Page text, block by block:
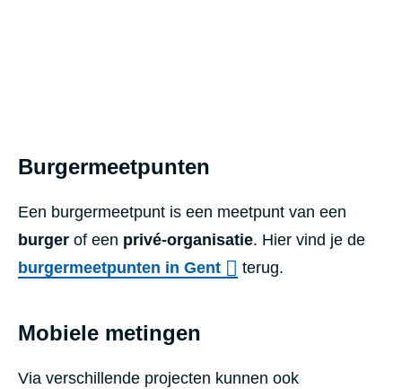
Burgermeetpunten
Een burgermeetpunt is een meetpunt van een
burger of een privé-organisatie. Hier vind je de
burgermeetpunten in Gent
terug.
Mobiele metingen
Via verschillende projecten kunnen ook